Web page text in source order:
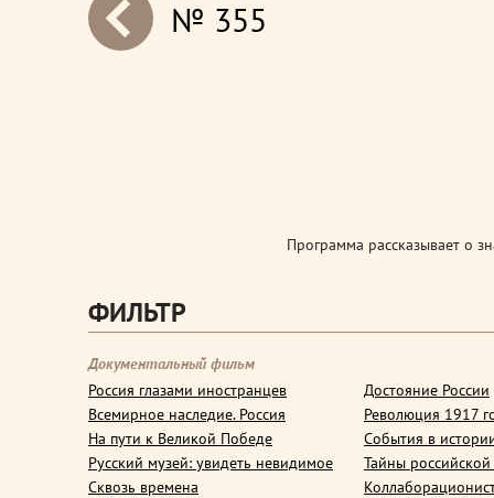
next№ 355
Программа рассказывает о
ФИЛЬТР
Документальный фильм
Россия глазами иностранцев
Всемирное наследие. Россия
На пути к Великой Победе
Русский музей: увидеть невидимое
Сквозь времена
Достояние России
Революция 1917
События в
Тайны